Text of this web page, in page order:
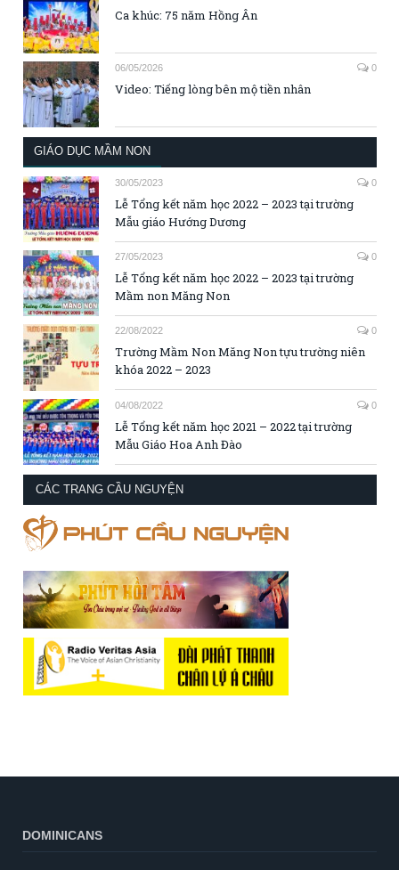
Ca khúc: 75 năm Hồng Ân
06/05/2026 0
Video: Tiếng lòng bên mộ tiền nhân
GIÁO DỤC MẦM NON
30/05/2023 0
Lễ Tổng kết năm học 2022 – 2023 tại trường
Mẫu giáo Hướng Dương
27/05/2023 0
Lễ Tổng kết năm học 2022 – 2023 tại trường
Mầm non Măng Non
22/08/2022 0
Trường Mầm Non Măng Non tựu trường niên
khóa 2022 – 2023
04/08/2022 0
Lễ Tổng kết năm học 2021 – 2022 tại trường
Mẫu Giáo Hoa Anh Đào
CÁC TRANG CẦU NGUYỆN
DOMINICANS